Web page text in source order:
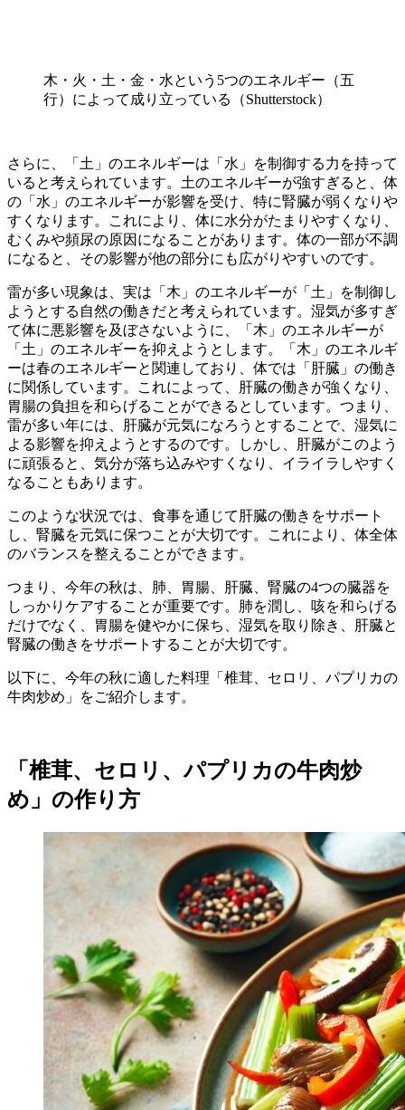
木・火・土・金・水という5つのエネルギー（五
行）によって成り立っている（Shutterstock）
さらに、「土」のエネルギーは「水」を制御する力を持って
いると考えられています。土のエネルギーが強すぎると、体
の「水」のエネルギーが影響を受け、特に腎臓が弱くなりや
すくなります。これにより、体に水分がたまりやすくなり、
むくみや頻尿の原因になることがあります。体の一部が不調
になると、その影響が他の部分にも広がりやすいのです。
雷が多い現象は、実は「木」のエネルギーが「土」を制御し
ようとする自然の働きだと考えられています。湿気が多すぎ
て体に悪影響を及ぼさないように、「木」のエネルギーが
「土」のエネルギーを抑えようとします。「木」のエネルギ
ーは春のエネルギーと関連しており、体では「肝臓」の働き
に関係しています。これによって、肝臓の働きが強くなり、
胃腸の負担を和らげることができるとしています。つまり、
雷が多い年には、肝臓が元気になろうとすることで、湿気に
よる影響を抑えようとするのです。しかし、肝臓がこのよう
に頑張ると、気分が落ち込みやすくなり、イライラしやすく
なることもあります。
このような状況では、食事を通じて肝臓の働きをサポート
し、腎臓を元気に保つことが大切です。これにより、体全体
のバランスを整えることができます。
つまり、今年の秋は、肺、胃腸、肝臓、腎臓の4つの臓器を
しっかりケアすることが重要です。肺を潤し、咳を和らげる
だけでなく、胃腸を健やかに保ち、湿気を取り除き、肝臓と
腎臓の働きをサポートすることが大切です。
以下に、今年の秋に適した料理「椎茸、セロリ、パプリカの
牛肉炒め」をご紹介します。
「椎茸、セロリ、パプリカの牛肉炒
め」の作り方